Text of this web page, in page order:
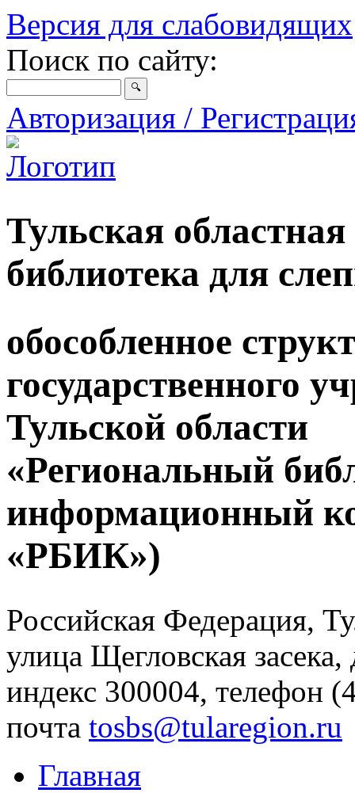
Версия для слабовидящих
Поиск по сайту:
Авторизация /
Тульская
библиотека для
обособленное
государственного
Тульской области
«Региональный
информационный
«РБИК»)
Российская Федерация,
улица Щегловская
индекс 300004, телефон
почта tosbs@tularegion.ru
Главная